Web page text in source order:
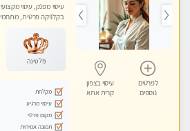
לפרטים
נוספים
עיסוי בצפון
קרית אתא
עיסוי מפנק, עיסוי
בקלניקה פרטית,
פלטינה
מקלחת
עיסוי מרגיע
מקום פרטי
תמונה אמיתית